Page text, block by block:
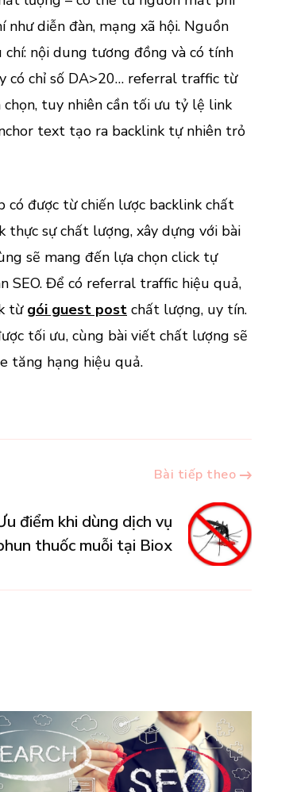
như diễn đàn, mạng xã hội. Nguồn
nội dung tương đồng và có tính
có chỉ số DA>20… referral traffic từ
tuy nhiên cần tối ưu tỷ lệ link
text tạo ra backlink tự nhiên trỏ
được từ chiến lược backlink chất
thực sự chất lượng, xây dựng với bài
sẽ mang đến lựa chọn click tự
SEO. Để có referral traffic hiệu quả,
từ gói guest post chất lượng, uy tín.
tối ưu, cùng bài viết chất lượng sẽ
tăng hạng hiệu quả.
Bài tiếp theo
điểm khi dùng dịch vụ
thuốc muỗi tại Biox